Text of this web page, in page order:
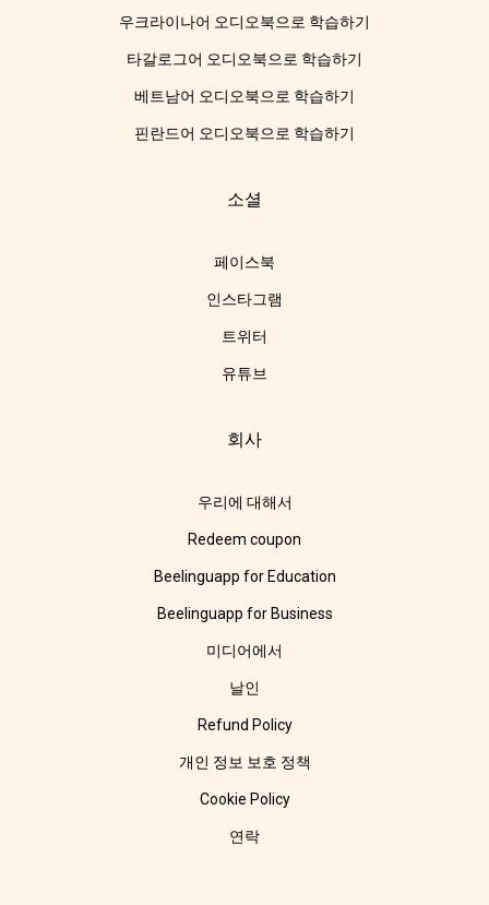
우크라이나어 오디오북으로 학습하기
타갈로그어 오디오북으로 학습하기
베트남어 오디오북으로 학습하기
핀란드어 오디오북으로 학습하기
소셜
페이스북
인스타그램
트위터
유튜브
회사
우리에 대해서
Redeem coupon
Beelinguapp for Education
Beelinguapp for Business
미디어에서
날인
Refund Policy
개인 정보 보호 정책
Cookie Policy
연락